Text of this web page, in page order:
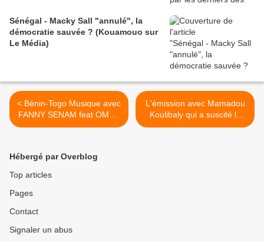
Sénégal - Macky Sall "annulé", la
démocratie sauvée ? (Kouamouo sur
Le Média)
< Bénin-Togo Musique avec
FANNY SENAM feat OMAR
B I love you
L'émission avec Mamadou
Koulibaly qui a suscité la
réplique de Koné Katinan >
Hébergé par Overblog
Top articles
Pages
Contact
Signaler un abus